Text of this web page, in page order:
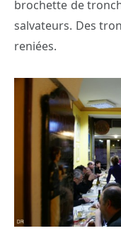
brochette de
salvateurs. Des
reniées.